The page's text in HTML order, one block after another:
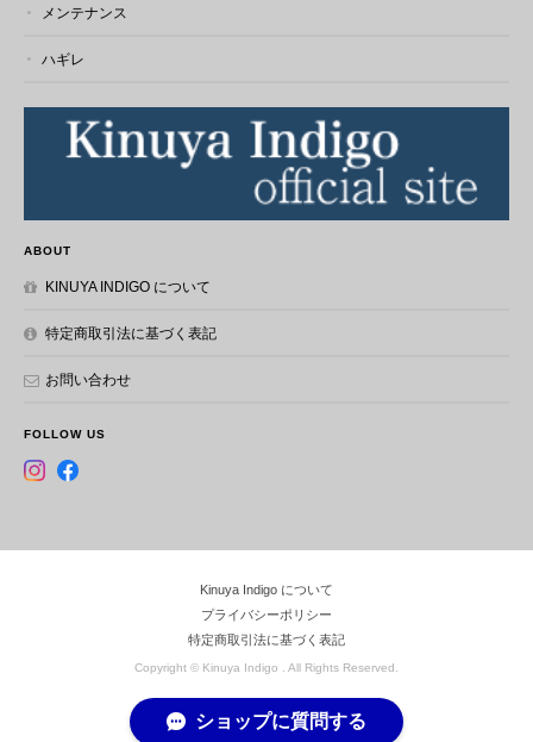
ましたら幸いです。 こちらこそ素敵なご
縁をありがとうございました。 またのご
利用を心よりお待ちしております。
注文から発送まで、迅速な対応でした！商品も革とは思えない程
がつきやすそうなので、大事に使っていきたいと思います！ ちな
みにカード入れが12ヶ所と表記してありましたが、実際には16ヶ
ざいます。 使えば使うほど良い味わいに
なり、この世に1つしかない長財布になっ
てきますので楽しみながらお使いくださ
いませ。 カード入れの表記のご指摘あり
す。 今後も徳島の伝統工芸品である阿波
メンテナンス
ハギレ
ABOUT
KINUYA INDIGO について
特定商取引法に基づく表記
お問い合わせ
FOLLOW US
Kinuya Indigo について
プライバシーポリシー
特定商取引法に基づく表記
Copyright © Kinuya Indigo . All Rights Reserved.
ショップに質問する